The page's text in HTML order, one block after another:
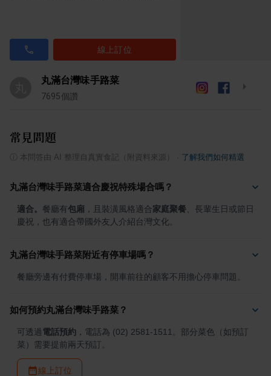
線上訂位
丸滿台灣味手路菜
7695個讚
常見問題
本問答由 AI 整理自真實食記（附資料來源） 了解我們如何精選
丸滿台灣味手路菜適合慶祝特殊場合嗎？
適合。 餐廳有包廂 ，且裝潢風格適合家庭聚餐 、長輩生日或節日
慶祝，也有適合帶國外友人介紹台灣文化。
丸滿台灣味手路菜附近有停車場嗎？
餐廳旁邊有付費停車場，開車前往的顧客不用擔心停車問題。
如何預約丸滿台灣味手路菜？
可透過電話預約 ，電話為 (02) 2581-1511。部分菜色（如預訂
菜）需要提前兩天預訂。
線上訂位